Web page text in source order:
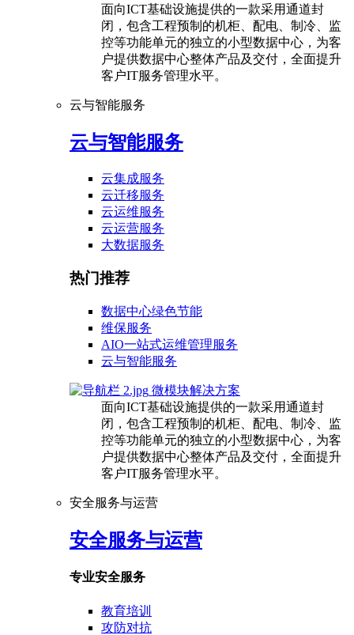
面向ICT基础设施提供的一款采用通道封
闭，包含工程预制的机柜、配电、制冷、监
控等功能单元的独立的小型数据中心，为客
户提供数据中心整体产品及交付，全面提升
客户IT服务管理水平。
云与智能服务
云与智能服务
云集成服务
云迁移服务
云运维服务
云运营服务
大数据服务
热门推荐
数据中心绿色节能
维保服务
AIO一站式运维管理服务
云与智能服务
微模块解决方案
面向ICT基础设施提供的一款采用通道封
闭，包含工程预制的机柜、配电、制冷、监
控等功能单元的独立的小型数据中心，为客
户提供数据中心整体产品及交付，全面提升
客户IT服务管理水平。
安全服务与运营
安全服务与运营
专业安全服务
教育培训
攻防对抗